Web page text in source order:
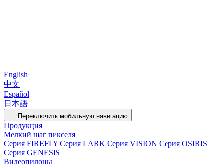
English
中文
Español
日本語
Переключить мобильную навигацию
Продукция
Мелкий шаг пикселя
Серия FIREFLY Серия LARK Серия VISION Серия OSIRIS
Серия GENESIS
Видеопилоны